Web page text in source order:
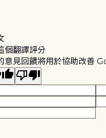
個翻譯評分
意見回饋將用於協助改善